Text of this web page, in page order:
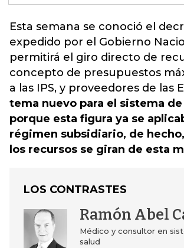
Esta semana se conoció el
expedido por el Gobierno
permitirá el giro directo de
concepto de presupuestos
a las IPS, y proveedores de las
tema nuevo para el sistema de
porque esta figura ya se
régimen subsidiario, de
los recursos se giran de esta
LOS CONTRASTES
Ramón Abel
Médico y consultor en
salud